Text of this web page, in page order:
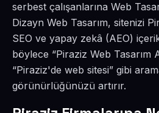
serbest çalışanlarına Web
Dizayn Web Tasarım, sitenizi
SEO ve yapay zekâ (AEO)
böylece “Piraziz Web Tasarım
“Piraziz'de web sitesi” gibi
görünürlüğünüzü artırır.